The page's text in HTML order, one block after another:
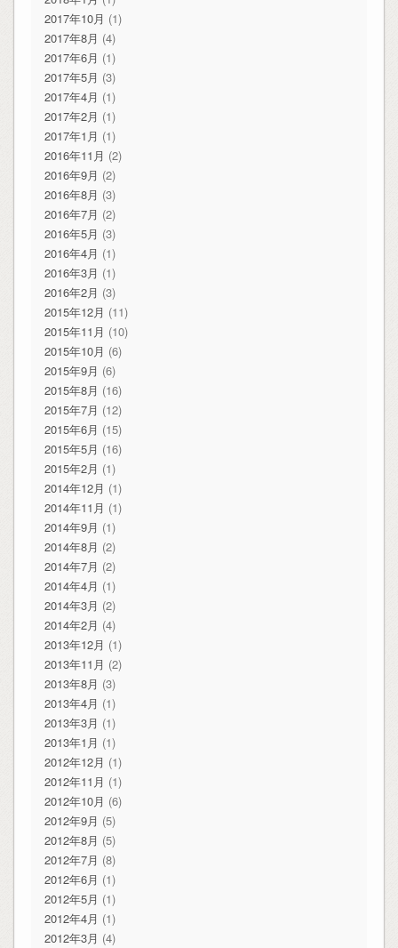
2017年10月 (1)
2017年8月 (4)
2017年6月 (1)
2017年5月 (3)
2017年4月 (1)
2017年2月 (1)
2017年1月 (1)
2016年11月 (2)
2016年9月 (2)
2016年8月 (3)
2016年7月 (2)
2016年5月 (3)
2016年4月 (1)
2016年3月 (1)
2016年2月 (3)
2015年12月 (11)
2015年11月 (10)
2015年10月 (6)
2015年9月 (6)
2015年8月 (16)
2015年7月 (12)
2015年6月 (15)
2015年5月 (16)
2015年2月 (1)
2014年12月 (1)
2014年11月 (1)
2014年9月 (1)
2014年8月 (2)
2014年7月 (2)
2014年4月 (1)
2014年3月 (2)
2014年2月 (4)
2013年12月 (1)
2013年11月 (2)
2013年8月 (3)
2013年4月 (1)
2013年3月 (1)
2013年1月 (1)
2012年12月 (1)
2012年11月 (1)
2012年10月 (6)
2012年9月 (5)
2012年8月 (5)
2012年7月 (8)
2012年6月 (1)
2012年5月 (1)
2012年4月 (1)
2012年3月 (4)